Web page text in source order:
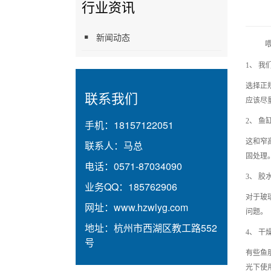
行业资讯
新闻动态
联系我们
手机： 18157122051
联系人： 马总
电话： 0571-87034090
业务QQ： 185762906
网址： www.hzwlyg.com
地址： 杭州市西湖区教工路552
号
1、 我
选择正
应该尽
2、 鱼
这和窄
固处理。
3、 胶
对于玻
问题。
4、 干
有些鱼
光下使